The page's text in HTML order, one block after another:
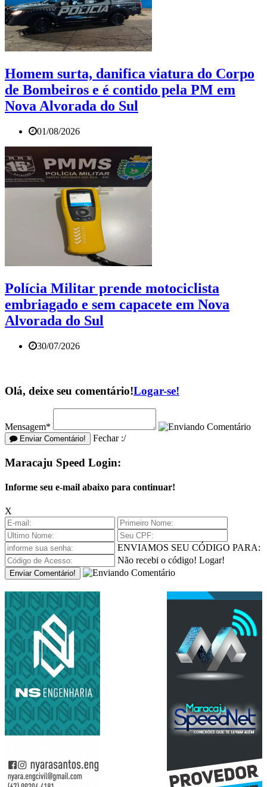
Homem surta, danifica viatura do Corpo
de Bombeiros e é contido pela PM em
Nova Alvorada do Sul
01/08/2026
Polícia Militar prende motociclista
embriagado e sem capacete em Nova
Alvorada do Sul
30/07/2026
Olá, deixe seu comentário!Logar-se!
Mensagem*
Enviar Comentário! Fechar :/
Maracaju Speed Login:
Informe seu e-mail abaixo para continuar!
X
ENVIAMOS SEU CÓDIGO PARA:
Não recebi o código! Logar!
Enviar Comentário!